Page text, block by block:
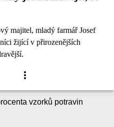
majitel, mladý farmář Josef
žijící v přirozenějších